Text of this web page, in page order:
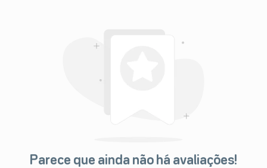
Parece que ainda não há avaliações!